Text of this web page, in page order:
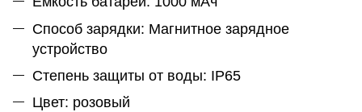
Способ зарядки: Магнитное зарядное
устройство
Степень защиты от воды: IP65
Цвет: розовый